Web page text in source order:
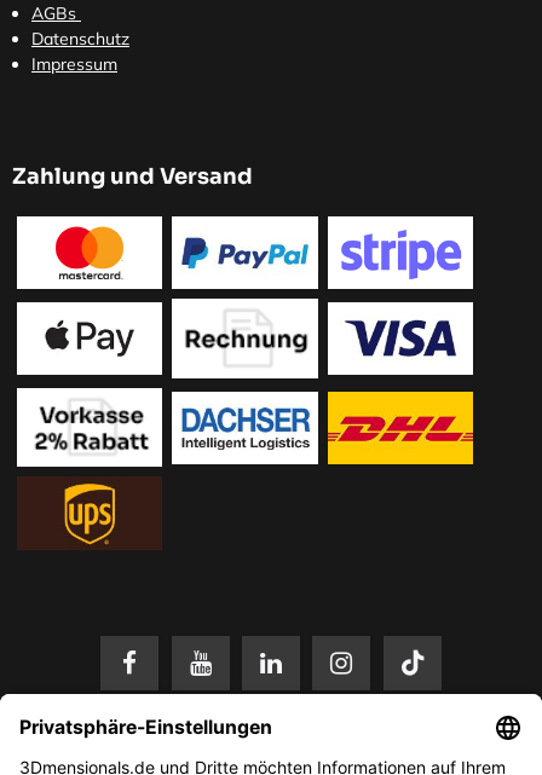
AGBs
Datenschutz
Impressum
Zahlung und Versand
* Alle Preise in EUR inkl. gesetzl. Mehrwertsteuer zzgl. Versandkosten.
Änderungen und Irrtümer vorbehalten. Nur solange der Vorrat reicht.